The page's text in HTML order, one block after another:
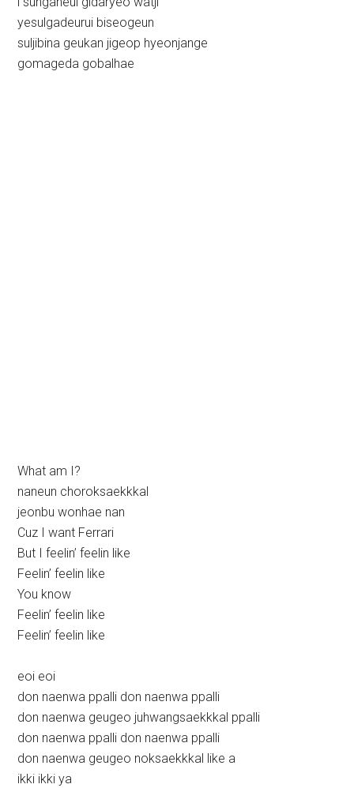
yesulgadeurui biseogeun
suljibina geukan jigeop hyeonjange
gomageda gobalhae
What am I?
naneun choroksaekkkal
jeonbu wonhae nan
Cuz I want Ferrari
But I feelin’ feelin like
Feelin’ feelin like
You know
Feelin’ feelin like
Feelin’ feelin like
eoi eoi
don naenwa ppalli don naenwa ppalli
don naenwa geugeo juhwangsaekkkal ppalli
don naenwa ppalli don naenwa ppalli
don naenwa geugeo noksaekkkal like a
ikki ikki ya